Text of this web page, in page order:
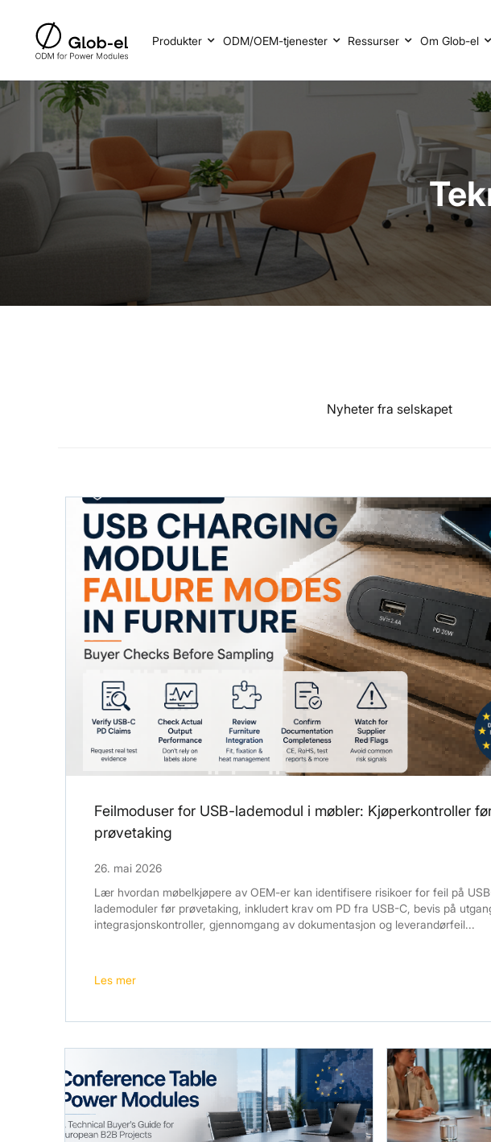
Produkter ODM/OEM-tjenester Ressurser Om Glob-el
Nyheter fra selskapet
Feilmoduser for USB-lademodul i møbler: Kjøperkontroller
prøvetaking
26. mai 2026
Lær hvordan møbelkjøpere av OEM-er kan identifisere risikoer for feil på
lademoduler før prøvetaking, inkludert krav om PD fra USB-C, bevis på
integrasjonskontroller, gjennomgang av dokumentasjon og leverandørfeil...
Les mer